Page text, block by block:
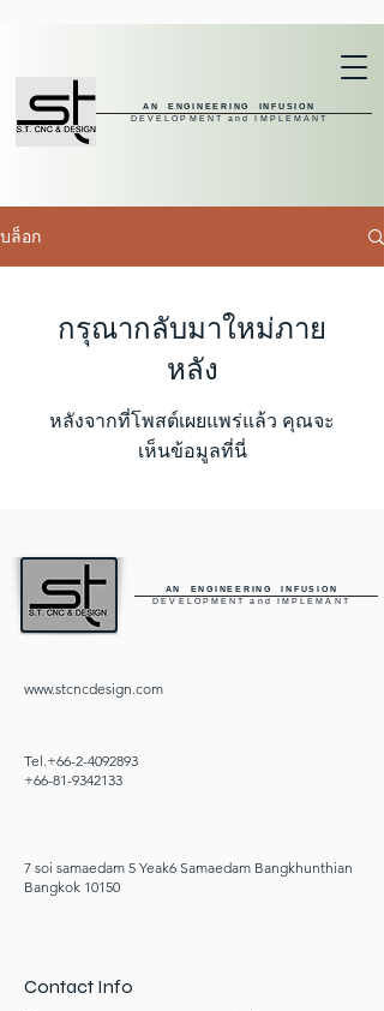
AN ENGINEERING INFUSION
DEVELOPMENT and IMPLEMANT
บล็อก
กรุณากลับมาใหม่ภาย
หลัง
หลังจากที่โพสต์เผยแพร่แล้ว คุณจะ
เห็นข้อมูลที่นี่
AN ENGINEERING INFUSION
DEVELOPMENT and IMPLEMANT
www.stcncdesign.com
Tel.+66-2-4092893
+66-81-9342133
7 soi samaedam 5 Yeak6 Samaedam Bangkhunthian
Bangkok 10150
Contact Info